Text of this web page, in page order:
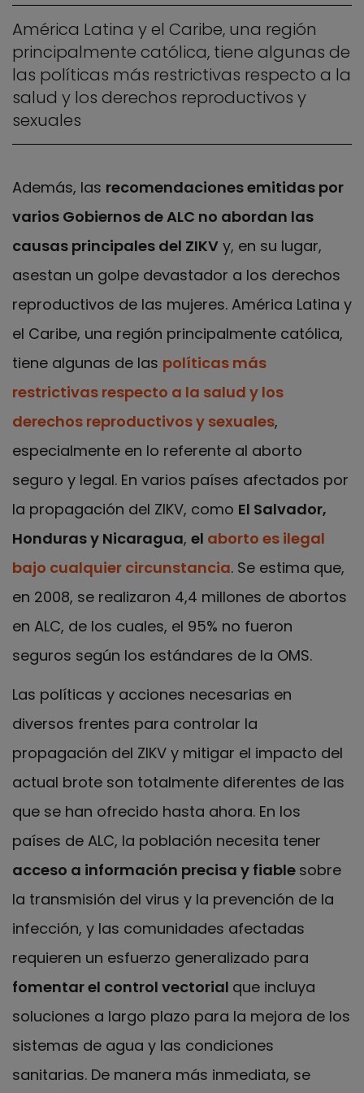
América Latina y el Caribe, una región
principalmente católica, tiene algunas de
las políticas más restrictivas respecto a la
salud y los derechos reproductivos y
sexuales
Además, las recomendaciones emitidas por
varios Gobiernos de ALC no abordan las
causas principales del ZIKV y, en su lugar,
asestan un golpe devastador a los derechos
reproductivos de las mujeres. América Latina y
el Caribe, una región principalmente católica,
tiene algunas de las políticas más
restrictivas respecto a la salud y los
derechos reproductivos y sexuales,
especialmente en lo referente al aborto
seguro y legal. En varios países afectados por
la propagación del ZIKV, como El Salvador,
Honduras y Nicaragua, el aborto es ilegal
bajo cualquier circunstancia. Se estima que,
en 2008, se realizaron 4,4 millones de abortos
en ALC, de los cuales, el 95% no fueron
seguros según los estándares de la OMS.
Las políticas y acciones necesarias en
diversos frentes para controlar la
propagación del ZIKV y mitigar el impacto del
actual brote son totalmente diferentes de las
que se han ofrecido hasta ahora. En los
países de ALC, la población necesita tener
acceso a información precisa y fiable sobre
la transmisión del virus y la prevención de la
infección, y las comunidades afectadas
requieren un esfuerzo generalizado para
fomentar el control vectorial que incluya
soluciones a largo plazo para la mejora de los
sistemas de agua y las condiciones
sanitarias. De manera más inmediata, se